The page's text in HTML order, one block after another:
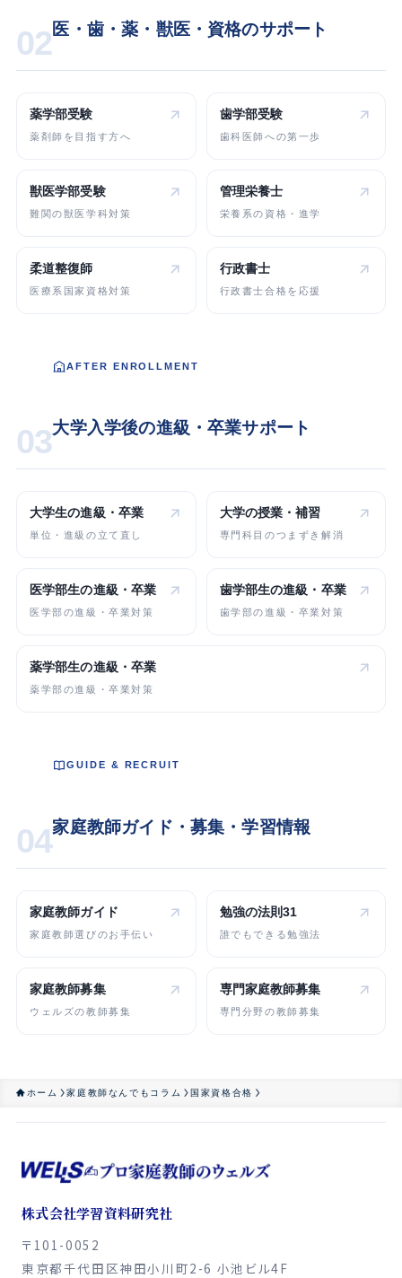
02医・歯・薬・獣医・資格のサポート
薬学部受験
薬剤師を目指す方へ
歯学部受験
歯科医師への第一歩
獣医学部受験
難関の獣医学科対策
管理栄養士
栄養系の資格・進学
柔道整復師
医療系国家資格対策
行政書士
行政書士合格を応援
03
AFTER ENROLLMENT
大学入学後の進級・卒業サポート
大学生の進級・卒業
単位・進級の立て直し
大学の授業・補習
専門科目のつまずき解消
医学部生の進級・卒業
医学部の進級・卒業対策
歯学部生の進級・卒業
歯学部の進級・卒業対策
薬学部生の進級・卒業
薬学部の進級・卒業対策
04
GUIDE & RECRUIT
家庭教師ガイド・募集・学習情報
家庭教師ガイド
家庭教師選びのお手伝い
勉強の法則31
誰でもできる勉強法
家庭教師募集
ウェルズの教師募集
専門家庭教師募集
専門分野の教師募集
ホーム 家庭教師なんでもコラム 国家資格合格
株式会社学習資料研究社
〒101-0052
東京都千代田区神田小川町2-6 小池ビル4F